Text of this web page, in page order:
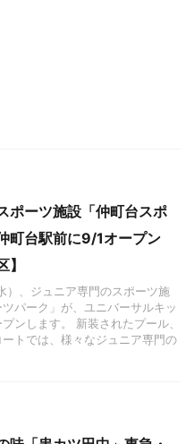
ポーツ施設「仲町台スポ
町台駅前に9/1オープン
】
）、ジュニア専門のスポーツ施
パーク」が、ユニバーサルキッ
ンします。 新装されたプール、
トでは、様々なジュニア専門の